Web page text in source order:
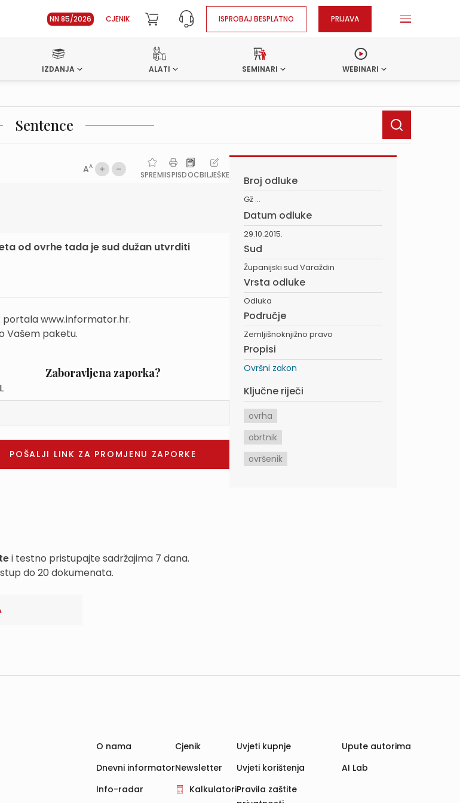
NN 85/2026 CJENIK ISPROBAJ BESPLATNO PRIJAVA
IZDANJA ALATI SEMINARI WEBINARI
Sentence
AA
SPREMIISPISDOCBILJEŠKE
od ovrhe tada je sud dužan utvrditi
portala www.informator.hr.
Vašem paketu.
Zaboravljena zaporka?
i testno pristupajte sadržajima 7 dana.
do 20 dokumenata.
Broj odluke
Gž ...
Datum odluke
29.10.2015.
Sud
Županijski sud Varaždin
Vrsta odluke
Odluka
Područje
Zemljišnoknjižno pravo
Propisi
Ovršni zakon
Ključne riječi
ovrha
obrtnik
ovršenik
O nama
Dnevni informator
Info-radar
Cjenik
Newsletter
Kalkulatori
Uvjeti kupnje
Uvjeti korištenja
Pravila zaštite
Upute autorima
AI Lab